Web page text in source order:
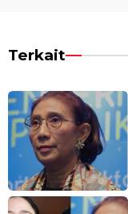
Terkait